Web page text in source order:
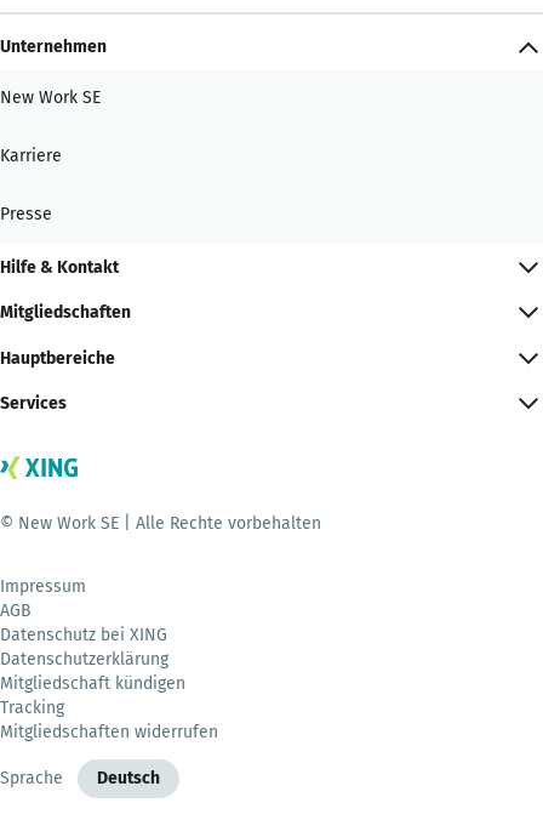
Unternehmen
New Work SE
Karriere
Presse
Hilfe & Kontakt
Mitgliedschaften
Hauptbereiche
Services
© New Work SE | Alle Rechte vorbehalten
Impressum
AGB
Datenschutz bei XING
Datenschutzerklärung
Mitgliedschaft kündigen
Tracking
Mitgliedschaften widerrufen
Sprache Deutsch